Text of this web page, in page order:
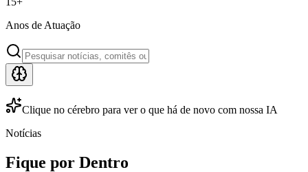
Anos de Atuação
Clique no cérebro para ver o que há de novo com nossa IA
Notícias
Fique por Dentro